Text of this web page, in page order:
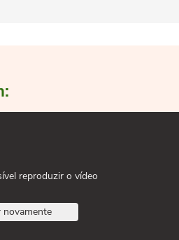
reproduzir o vídeo
novamente